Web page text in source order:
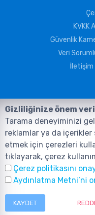
KVKK
Güvenlik
Veri
İletişim
©2026, Tüm Hakları ANIL
SİSTEMLERİ SAN. TİC. LTD.
Tasarım
Gizliliğinize önem
Tarama deneyiminizi
reklamlar ya da
etmek için çerezleri
tıklayarak, çerez
Çerez politikasını
Aydınlatma Metni’ni
KAYDET